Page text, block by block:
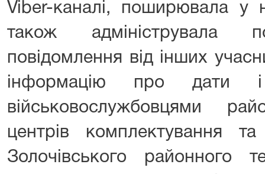
Viber-каналі, поширювала у
також адмініструвала
повідомлення від інших
інформацію про дати і
військовослужбовцями
центрів комплектування та
Золочівського районного